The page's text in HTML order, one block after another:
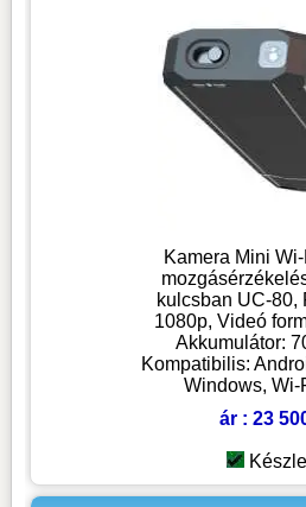
Kamera Mini
kulcsban UC-80,
1080p, Videó
Akkumulátor:
Kompatibilis:
Windows, Wi-
ár : 23